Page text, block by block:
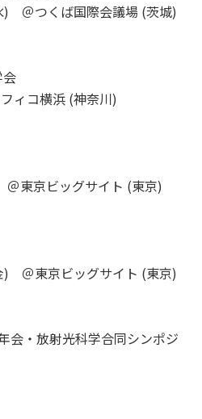
＠つくば国際会議場 (茨城)
ィコ横浜 (神奈川)
東京ビッグサイト (東京)
＠東京ビッグサイト (東京)
会・放射光科学合同シンポジ